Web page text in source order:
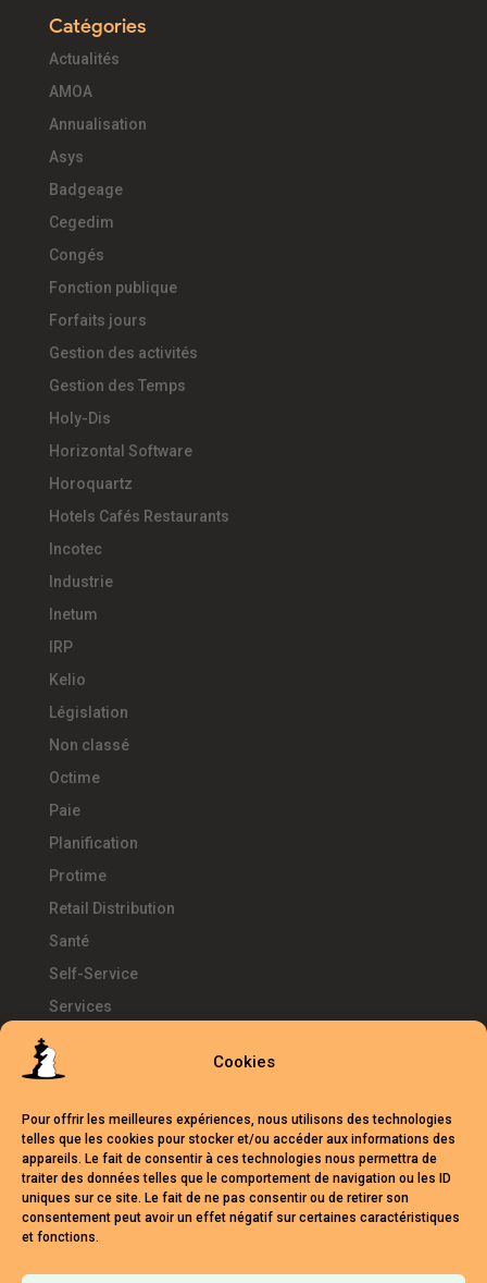
Cookies
Pour offrir les meilleures expériences, nous utilisons des technologies
telles que les cookies pour stocker et/ou accéder aux informations des
appareils. Le fait de consentir à ces technologies nous permettra de
traiter des données telles que le comportement de navigation ou les ID
uniques sur ce site. Le fait de ne pas consentir ou de retirer son
consentement peut avoir un effet négatif sur certaines caractéristiques
et fonctions.
Catégories
Actualités
AMOA
Annualisation
Asys
Badgeage
Cegedim
Congés
Fonction publique
Forfaits jours
Gestion des activités
Gestion des Temps
Holy-Dis
Horizontal Software
Horoquartz
Hotels Cafés Restaurants
Incotec
Industrie
Inetum
IRP
Kelio
Législation
Non classé
Octime
Paie
Planification
Protime
Retail Distribution
Santé
Self-Service
Services
Télétravail
Temps d'Avance
UKG
Webinars